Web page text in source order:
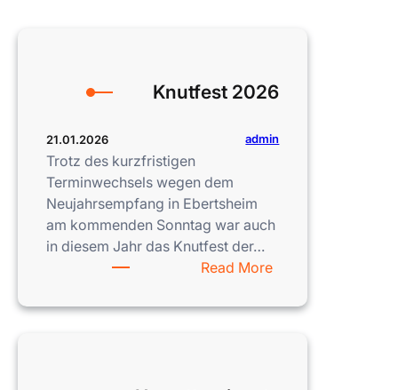
Knutfest 2026
21.01.2026 admin
Trotz des kurzfristigen
Terminwechsels wegen dem
Neujahrsempfang in Ebertsheim
am kommenden Sonntag war auch
in diesem Jahr das Knutfest der…
Read More:
2026